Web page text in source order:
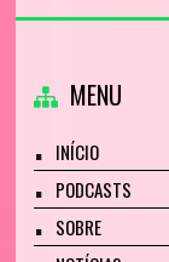
MENU
INÍCIO
PODCASTS
SOBRE